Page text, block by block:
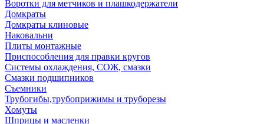
Воротки для метчиков и плашкодержатели
Домкраты
Домкраты клиновые
Наковальни
Плиты монтажные
Приспособления для правки кругов
Системы охлаждения, СОЖ, смазки
Смазки подшипников
Съемники
Трубогибы,трубоприжимы и труборезы
Хомуты
Шприцы и масленки